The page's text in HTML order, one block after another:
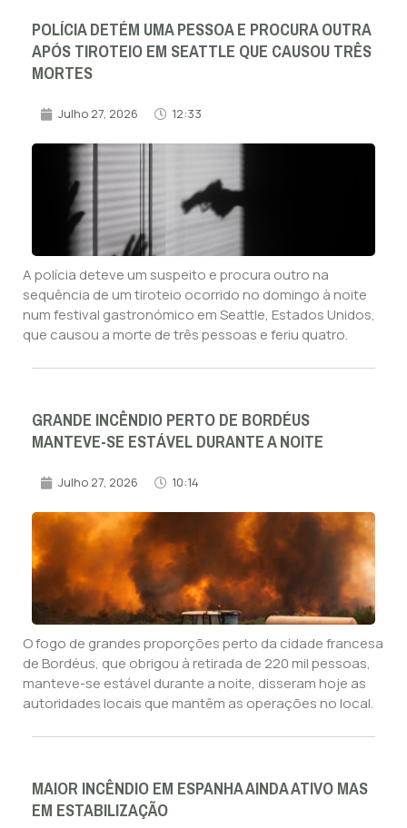
POLÍCIA DETÉM UMA PESSOA E PROCURA OUTRA
APÓS TIROTEIO EM SEATTLE QUE CAUSOU TRÊS
MORTES
Julho 27, 2026 12:33
A polícia deteve um suspeito e procura outro na
sequência de um tiroteio ocorrido no domingo à noite
num festival gastronómico em Seattle, Estados Unidos,
que causou a morte de três pessoas e feriu quatro.
GRANDE INCÊNDIO PERTO DE BORDÉUS
MANTEVE-SE ESTÁVEL DURANTE A NOITE
Julho 27, 2026 10:14
O fogo de grandes proporções perto da cidade francesa
de Bordéus, que obrigou à retirada de 220 mil pessoas,
manteve-se estável durante a noite, disseram hoje as
autoridades locais que mantêm as operações no local.
MAIOR INCÊNDIO EM ESPANHA AINDA ATIVO MAS
EM ESTABILIZAÇÃO